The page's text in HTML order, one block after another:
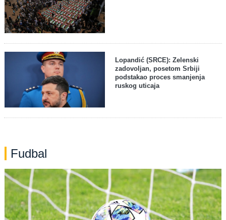
Lopandić (SRCE): Zelenski
zadovoljan, posetom Srbiji
podstakao proces smanjenja
ruskog uticaja
Fudbal